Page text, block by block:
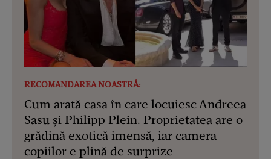
RECOMANDAREA NOASTRĂ:
Cum arată casa în care locuiesc Andreea
Sasu și Philipp Plein. Proprietatea are o
grădină exotică imensă, iar camera
copiilor e plină de surprize